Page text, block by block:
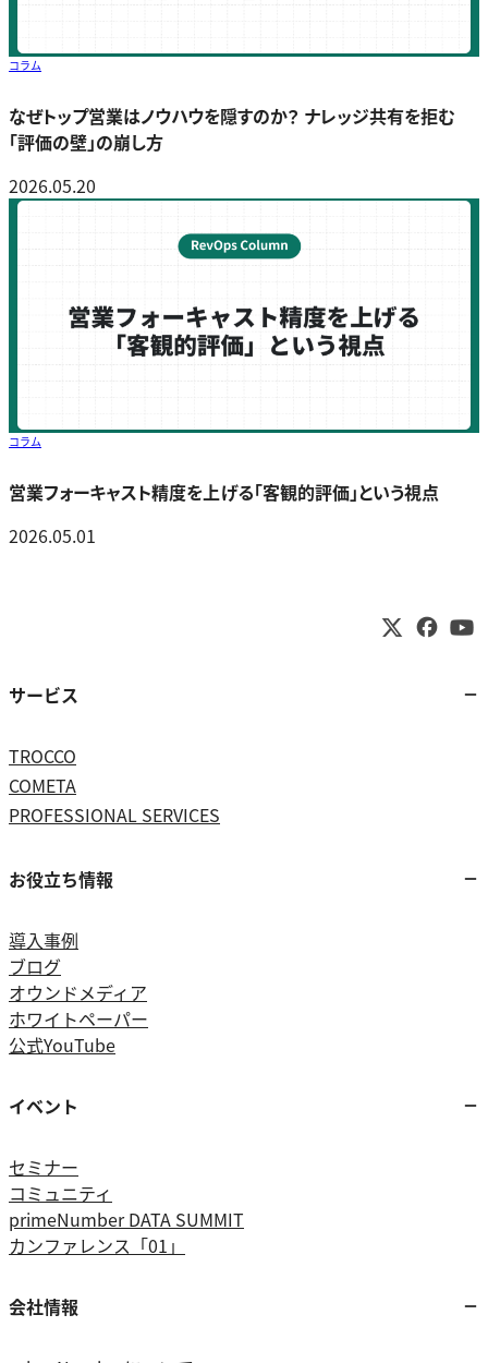
コラム
なぜトップ営業はノウハウを隠すのか？ ナレッジ共有を拒む
「評価の壁」の崩し方
2026.05.20
コラム
営業フォーキャスト精度を上げる「客観的評価」という視点
2026.05.01
サービス
TROCCO
COMETA
PROFESSIONAL SERVICES
お役立ち情報
導入事例
ブログ
オウンドメディア
ホワイトペーパー
公式YouTube
イベント
セミナー
コミュニティ
primeNumber DATA SUMMIT
カンファレンス「01」
会社情報